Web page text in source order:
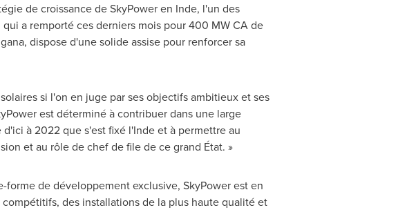
de croissance de SkyPower en Inde, l'un des
a remporté ces derniers mois pour 400 MW CA de
dispose d'une solide assise pour renforcer sa
si l'on en juge par ses objectifs ambitieux et ses
est déterminé à contribuer dans une large
à 2022 que s'est fixé l'Inde et à permettre au
et au rôle de chef de file de ce grand État. »
de développement exclusive, SkyPower est en
des installations de la plus haute qualité et